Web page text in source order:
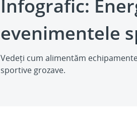
Infografic:
evenimentele
Vedeți cum alimentăm
sportive grozave.